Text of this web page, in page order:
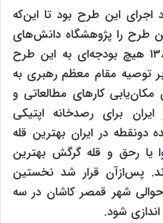
در نیمه سال ۱۳۸۴ مردد اجرای این طرح بود تا این‌که
گرفتند این طرح را پژوهشگاه دانش‌های
بنیادی پیگیری کند. عملا تا سال ۱۳۸۷ هیچ بودجه‌ای به این طرح
درنهایت سال ۱۳۸۸ بنابر توصیه مقام معظم رهبری به
مکان‌یابی کارهای مطالعاتی و
برای رصدخانه اپتیکی
در ایران بهترین قله
یا رحق و قله گرگش بهترین
پس‌ازآن قرار شد نخستین
شهر قمصر کاشان در سه
شود.